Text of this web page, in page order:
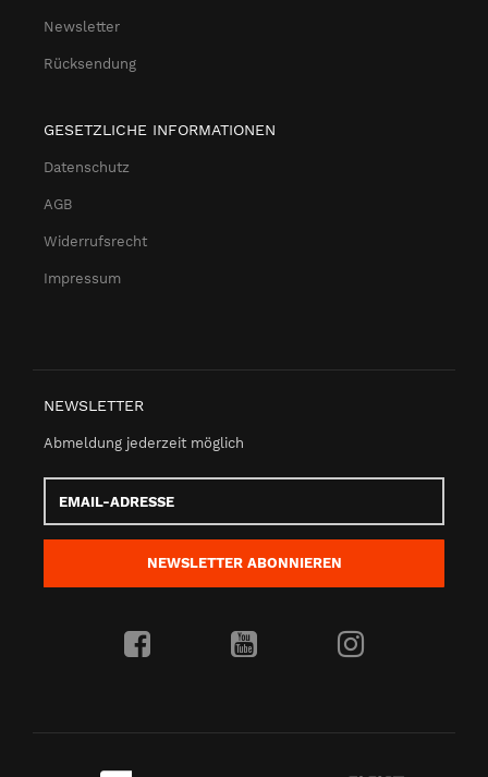
Newsletter
Rücksendung
GESETZLICHE INFORMATIONEN
Datenschutz
AGB
Widerrufsrecht
Impressum
NEWSLETTER
Abmeldung jederzeit möglich
Adresse
NEWSLETTER ABONNIEREN